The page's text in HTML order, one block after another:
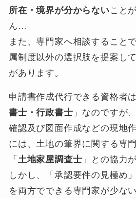
所在・境界が分からないこと
ん…
また、専門家へ相談すること
属制度以外の選択肢を提案し
があります。
申請書作成代行できる資格者
書士・行政書士 」なのですが
確認及び図面作成などの現地
には、土地の筆界に関する専
「 土地家屋調査士 」との協力
しかし、「承認要件の見極め
を両方でできる専門家が少な